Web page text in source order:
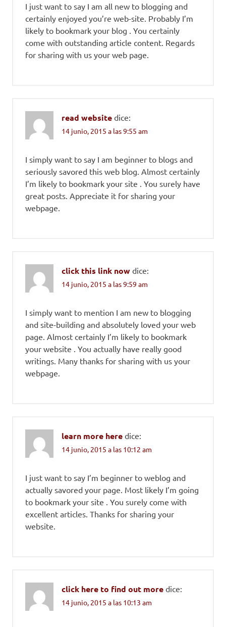
I just want to say I am all new to blogging and
certainly enjoyed you’re web-site. Probably I’m
likely to bookmark your blog . You certainly
come with outstanding article content. Regards
for sharing with us your web page.
read website dice:
14 junio, 2015 a las 9:55 am
I simply want to say I am beginner to blogs and
seriously savored this web blog. Almost certainly
I’m likely to bookmark your site . You surely have
great posts. Appreciate it for sharing your
webpage.
click this link now dice:
14 junio, 2015 a las 9:59 am
I simply want to mention I am new to blogging
and site-building and absolutely loved your web
page. Almost certainly I’m likely to bookmark
your website . You actually have really good
writings. Many thanks for sharing with us your
webpage.
learn more here dice:
14 junio, 2015 a las 10:12 am
I just want to say I’m beginner to weblog and
actually savored your page. Most likely I’m going
to bookmark your site . You surely come with
excellent articles. Thanks for sharing your
website.
click here to find out more dice:
14 junio, 2015 a las 10:13 am